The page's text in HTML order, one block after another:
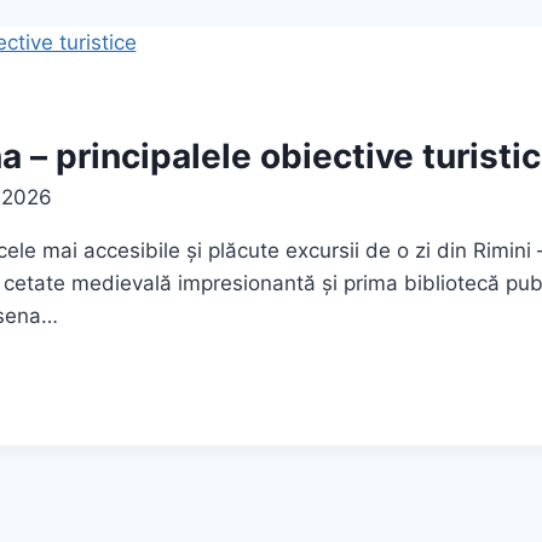
– principalele obiective
mai accesibile și plăcute excursii de o zi din
medievală impresionantă și prima bibliotecă